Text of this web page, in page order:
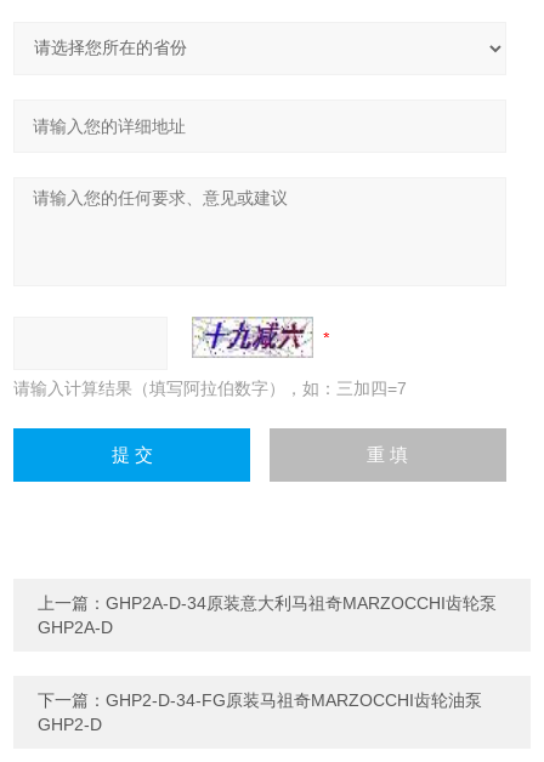
请输入计算结果（填写阿拉伯数字），如：三加四=7
上一篇：GHP2A-D-34原装意大利马祖奇MARZOCCHI齿轮泵
GHP2A-D
下一篇：GHP2-D-34-FG原装马祖奇MARZOCCHI齿轮油泵
GHP2-D